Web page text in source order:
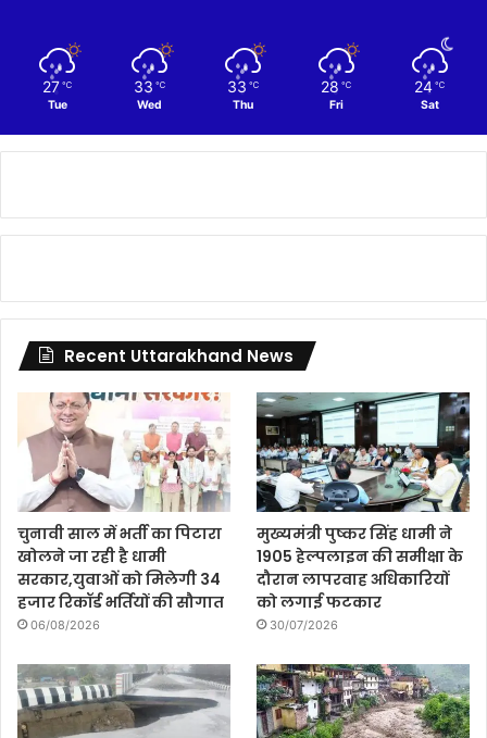
27 ℃
Tue
33 ℃
Wed
33 ℃
Thu
28 ℃
Fri
24 ℃
Sat
Recent Uttarakhand News
चुनावी साल में भर्ती का पिटारा
खोलने जा रही है धामी
सरकार,युवाओं को मिलेगी 34
हजार रिकॉर्ड भर्तियों की सौगात
06/08/2026
मुख्यमंत्री पुष्कर सिंह धामी ने
1905 हेल्पलाइन की समीक्षा के
दौरान लापरवाह अधिकारियों
को लगाई फटकार
30/07/2026